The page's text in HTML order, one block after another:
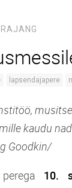
lapsendajapere
kaudu
Goodkin/
10.